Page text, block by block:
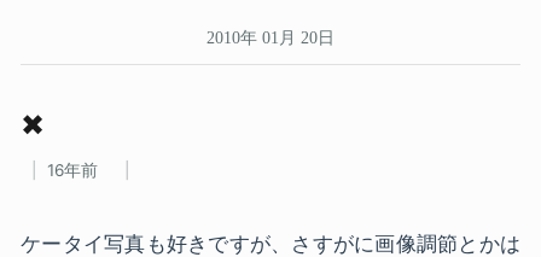
2010年 01月 20日
✖
16年前
ケータイ写真も好きですが、さすがに画像調節とかは